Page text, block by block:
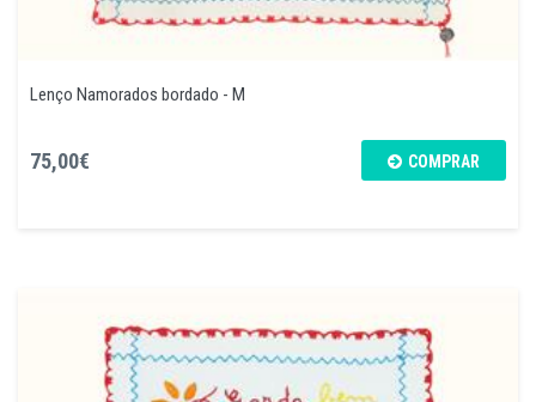
Lenço Namorados bordado - M
75,00€ COMPRAR